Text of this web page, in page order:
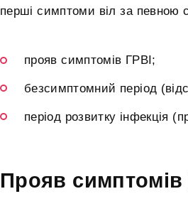
перші симптоми віл за певною
прояв симптомів ГРВІ;
безсимптомний період
період розвитку інфекція
Прояв симптомів